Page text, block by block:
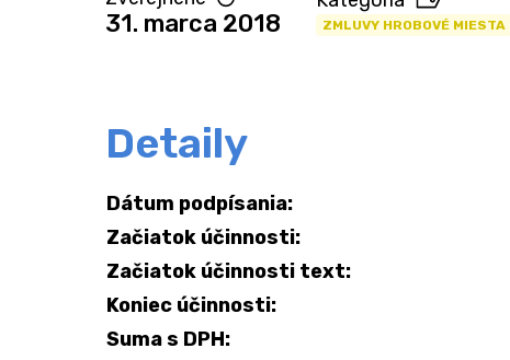
31. marca 2018 ZMLUVY HROBOVÉ MIESTA
Detaily
Dátum podpísania:
Začiatok účinnosti:
Začiatok účinnosti text:
Koniec účinnosti:
Suma s DPH: